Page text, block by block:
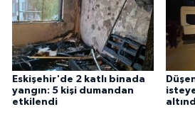
Eskişehir'de 2 katlı binada
yangın: 5 kişi dumandan
etkilendi